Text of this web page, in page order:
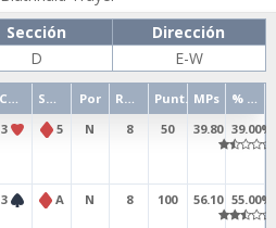
Sección
Dirección
D E-W
Por Punt. MPs
3 5 N 8 50 39.80 39.00%
3 A N 8 100 56.10 55.00%